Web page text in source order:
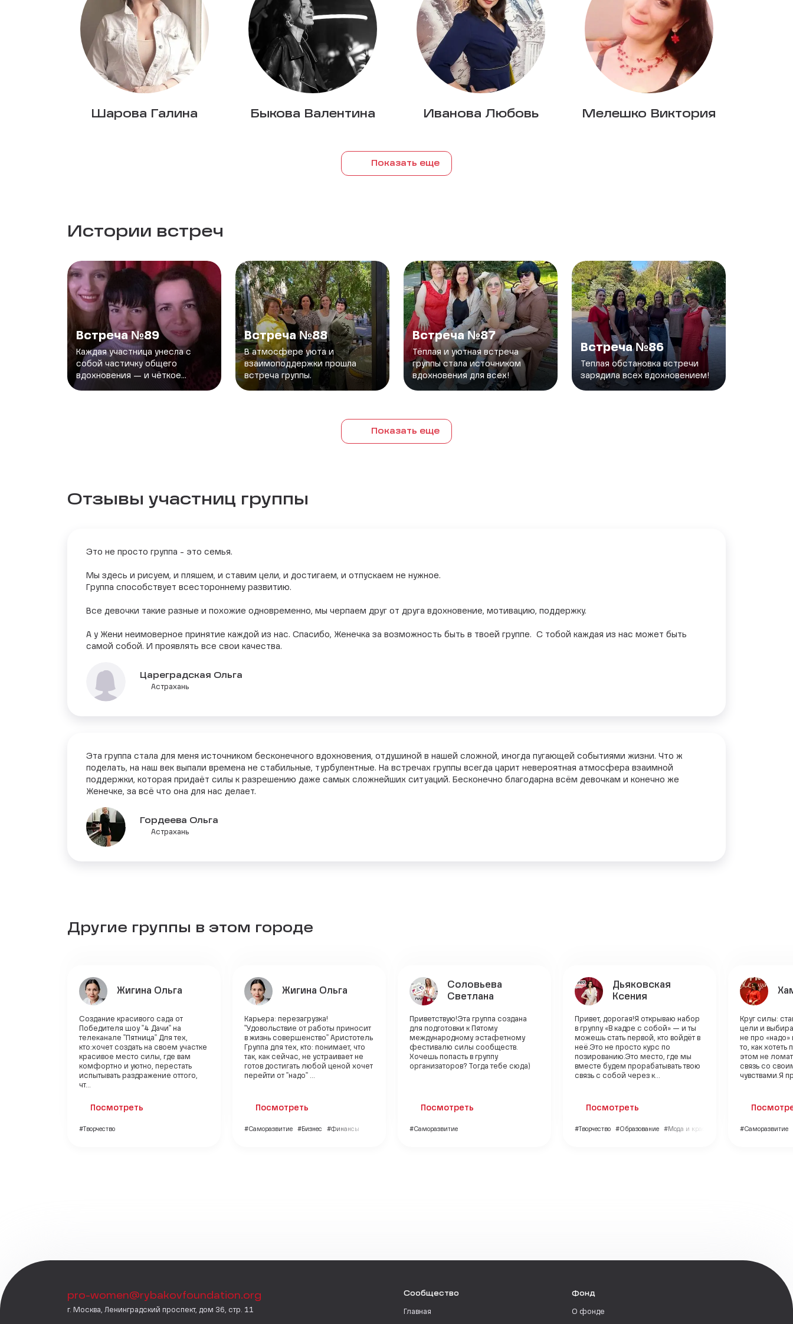
Шарова Галина Быкова Валентина Иванова Любовь Мелешко Виктория
Показать еще
Истории встреч
Встреча №89
Каждая участница унесла с
собой частичку общего
вдохновения — и чёткое...
Встреча №88
В атмосфере уюта и
взаимоподдержки прошла
встреча группы.
Встреча №87
Тёплая и уютная встреча
группы стала источником
вдохновения для всех!
Встреча №86
Теплая обстановка встречи
зарядила всех вдохновением!
Показать еще
Отзывы участниц группы
Это не просто группа - это семья.
Мы здесь и рисуем, и пляшем, и ставим цели, и достигаем, и отпускаем не нужное.
Группа способствует всестороннему развитию.
Все девочки такие разные и похожие одновременно, мы черпаем друг от друга вдохновение, мотивацию, поддержку.
А у Жени неимоверное принятие каждой из нас. Спасибо, Женечка за возможность быть в твоей группе. С тобой каждая из нас может быть
самой собой. И проявлять все свои качества.
Цареградская Ольга
Астрахань
Эта группа стала для меня источником бесконечного вдохновения, отдушиной в нашей сложной, иногда пугающей событиями жизни. Что ж
поделать, на наш век выпали времена не стабильные, турбулентные. На встречах группы всегда царит невероятная атмосфера взаимной
поддержки, которая придаёт силы к разрешению даже самых сложнейших ситуаций. Бесконечно благодарна всём девочкам и конечно же
Женечке, за всё что она для нас делает.
Гордеева Ольга
Астрахань
Другие группы в этом городе
Жигина Ольга
Создание красивого сада от
Победителя шоу "4 Дачи" на
телеканале "Пятница" Для тех,
кто:хочет создать на своем участке
красивое место силы, где вам
комфортно и уютно, перестать
испытывать раздражение оттого,
чт...
Посмотреть
#Творчество
Жигина Ольга
Карьера: перезагрузка!
"Удовольствие от работы приносит
в жизнь совершенство" Аристотель
Группа для тех, кто: понимает, что
так, как сейчас, не устраивает не
готов достигать любой ценой хочет
перейти от "надо" ...
Посмотреть
#Саморазвитие #Бизнес #Финансы
Соловьева
Светлана
Приветствую!Эта группа создана
для подготовки к Пятому
международному эстафетному
фестивалю силы сообществ.
Хочешь попасть в группу
организаторов? Тогда тебе сюда)
Посмотреть
#Саморазвитие
Дьяковская
Ксения
Привет, дорогая!Я открываю набор
в группу «В кадре с собой» — и ты
можешь стать первой, кто войдёт в
неё.Это не просто курс по
позированию.Это место, где мы
вместе будем прорабатывать твою
связь с собой через к...
Посмотреть
#Творчество #Образование #Мода и красота
Круг силы:
цели и
не про
то, как
этом не
связь со
чувствами.Я
#Саморазвитие
pro-women@rybakovfoundation.org
г. Москва, Ленинградский проспект, дом 36, стр. 11
Сообщество
Главная
Фонд
О фонде